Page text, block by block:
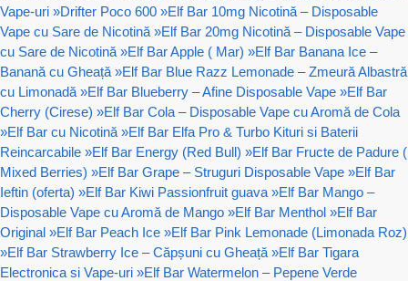
Vape-uri »Drifter Poco 600 »Elf Bar 10mg Nicotină – Disposable
Vape cu Sare de Nicotină »Elf Bar 20mg Nicotină – Disposable Vape
cu Sare de Nicotină »Elf Bar Apple ( Mar) »Elf Bar Banana Ice –
Banană cu Gheață »Elf Bar Blue Razz Lemonade – Zmeură Albastră
cu Limonadă »Elf Bar Blueberry – Afine Disposable Vape »Elf Bar
Cherry (Cirese) »Elf Bar Cola – Disposable Vape cu Aromă de Cola
»Elf Bar cu Nicotină »Elf Bar Elfa Pro & Turbo Kituri si Baterii
Reincarcabile »Elf Bar Energy (Red Bull) »Elf Bar Fructe de Padure (
Mixed Berries) »Elf Bar Grape – Struguri Disposable Vape »Elf Bar
Ieftin (oferta) »Elf Bar Kiwi Passionfruit guava »Elf Bar Mango –
Disposable Vape cu Aromă de Mango »Elf Bar Menthol »Elf Bar
Original »Elf Bar Peach Ice »Elf Bar Pink Lemonade (Limonada Roz)
»Elf Bar Strawberry Ice – Căpșuni cu Gheață »Elf Bar Tigara
Electronica si Vape-uri »Elf Bar Watermelon – Pepene Verde